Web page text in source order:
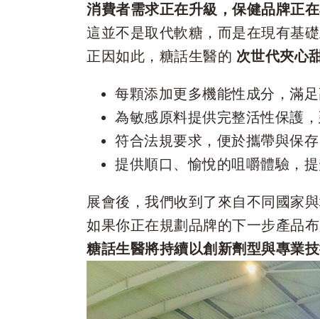
消費者需求正在升級，保健品牌正
這並不是取代軟糖，而是在現有基
正因如此，糖話生醫的 次世代夾心
每顆添加更多機能性成分，滿
為敏感原料提供完整活性保護
符合法規要求，便於攜帶與保存
提供順口、愉悅的咀嚼體驗，
展會後，我們收到了來自不同國家
如果你正在規劃品牌的下一步產品
糖話生醫將持續以創新劑型與專業